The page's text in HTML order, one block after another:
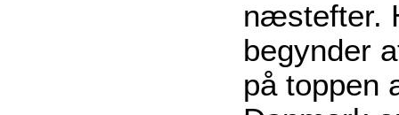
næstefter.
begynder
på toppen